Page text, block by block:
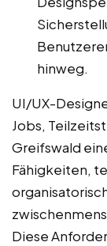
hinweg.
UI/UX-
Jobs,
Greifswald
Fähigkeiten,
Diese